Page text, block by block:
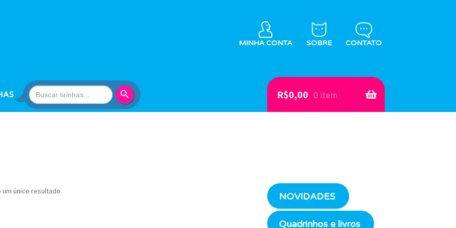
MINHA CONTA SOBRE CONTATO
Search
for:
R$0,00 0 item
um único resultado NOVIDADES
Quadrinhos e livros